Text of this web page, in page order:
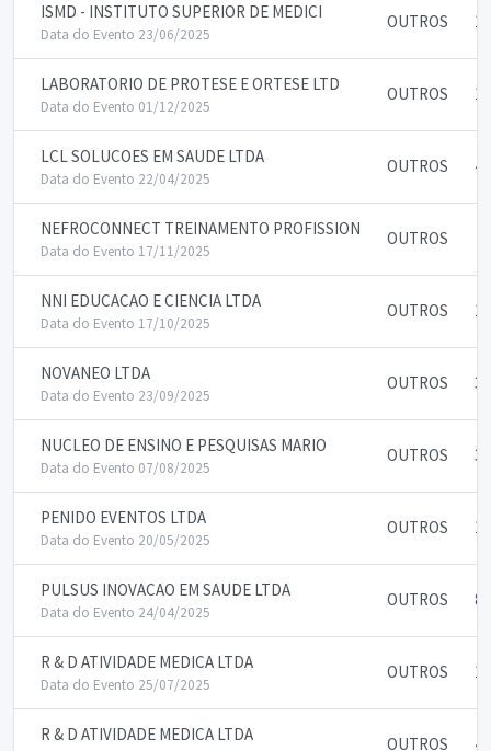
ISMD - INSTITUTO SUPERIOR DE MEDICI
Data do Evento 23/06/2025
OUTROS
LABORATORIO DE PROTESE E ORTESE LTD
Data do Evento 01/12/2025
OUTROS
LCL SOLUCOES EM SAUDE LTDA
Data do Evento 22/04/2025
OUTROS
NEFROCONNECT TREINAMENTO PROFISSION
Data do Evento 17/11/2025
OUTROS
NNI EDUCACAO E CIENCIA LTDA
Data do Evento 17/10/2025
OUTROS
NOVANEO LTDA
Data do Evento 23/09/2025
OUTROS
NUCLEO DE ENSINO E PESQUISAS MARIO
Data do Evento 07/08/2025
OUTROS
PENIDO EVENTOS LTDA
Data do Evento 20/05/2025
OUTROS
PULSUS INOVACAO EM SAUDE LTDA
Data do Evento 24/04/2025
OUTROS
R & D ATIVIDADE MEDICA LTDA
Data do Evento 25/07/2025
OUTROS
R & D ATIVIDADE MEDICA LTDA OUTROS